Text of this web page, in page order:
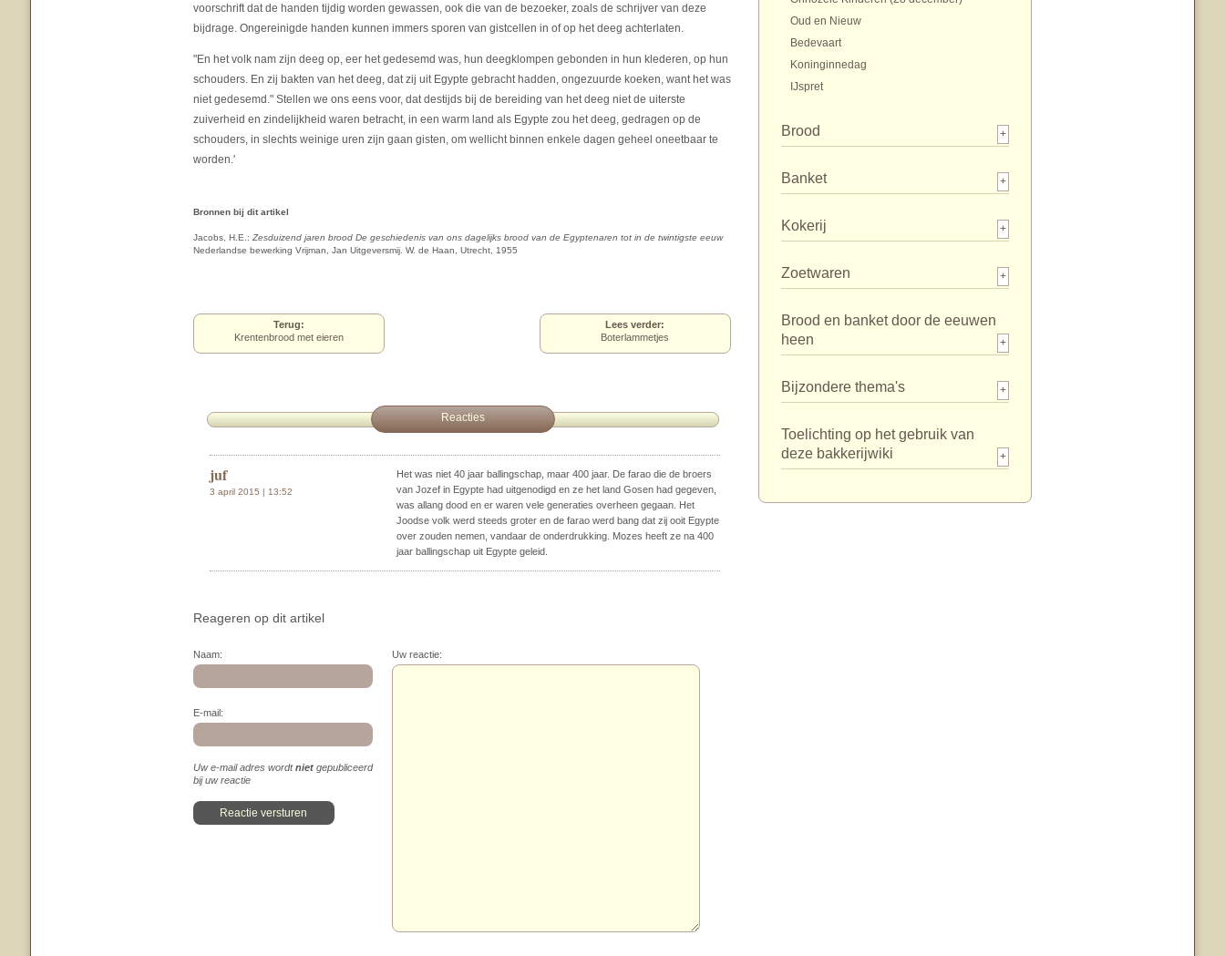
voorschrift dat de handen tijdig worden gewassen, ook die van de bezoeker, zoals de schrijver van deze
bijdrage. Ongereinigde handen kunnen immers sporen van gistcellen in of op het deeg achterlaten.
"En het volk nam zijn deeg op, eer het gedesemd was, hun deegklompen gebonden in hun klederen, op hun
schouders. En zij bakten van het deeg, dat zij uit Egypte gebracht hadden, ongezuurde koeken, want het was
niet gedesemd." Stellen we ons eens voor, dat destijds bij de bereiding van het deeg niet de uiterste
zuiverheid en zindelijkheid waren betracht, in een warm land als Egypte zou het deeg, gedragen op de
schouders, in slechts weinige uren zijn gaan gisten, om wellicht binnen enkele dagen geheel oneetbaar te
worden.'
Bronnen bij dit artikel
Jacobs, H.E.: Zesduizend jaren brood De geschiedenis van ons dagelijks brood van de Egyptenaren tot in de twintigste eeuw
Nederlandse bewerking Vrijman, Jan Uitgeversmij. W. de Haan, Utrecht, 1955
Terug:
Krentenbrood met eieren
Lees verder:
Boterlammetjes
Reacties
juf
3 april 2015 | 13:52
Het was niet 40 jaar ballingschap, maar 400 jaar. De farao die de broers
van Jozef in Egypte had uitgenodigd en ze het land Gosen had gegeven,
was allang dood en er waren vele generaties overheen gegaan. Het
Joodse volk werd steeds groter en de farao werd bang dat zij ooit Egypte
over zouden nemen, vandaar de onderdrukking. Mozes heeft ze na 400
jaar ballingschap uit Egypte geleid.
Reageren op dit artikel
Naam:
E-mail:
Uw e-mail adres wordtnietgepubliceerd
bij uw reactie
Uw reactie:
Oud en Nieuw
Bedevaart
Koninginnedag
IJspret
Brood +
Banket +
Kokerij +
Zoetwaren +
Brood en banket door de eeuwen
heen
+
Bijzondere thema's +
Toelichting op het gebruik van
deze bakkerijwiki
+